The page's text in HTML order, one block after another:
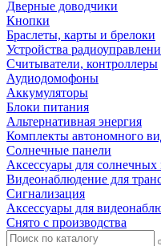
Дверные доводчики
Кнопки
Браслеты, карты и брелоки
Устройства
Считыватели, контроллеры
Аудиодомофоны
Аккумуляторы
Блоки питания
Альтернативная энергия
Комплекты автономного
Солнечные панели
Аксессуары для солнечных
Видеонаблюдение для
Сигнализация
Аксессуары для
Снято с производства